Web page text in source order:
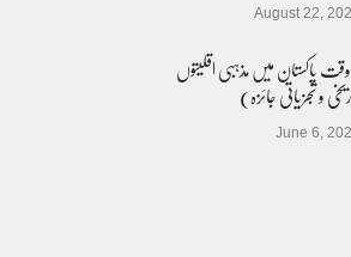
August 22,
پاکستان میں مذہبی اقلیتوں
و تجزیاتی جائزہ)
June 6,